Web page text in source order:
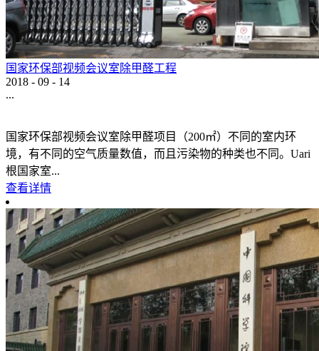
国家环保部视频会议室除甲醛工程
2018 - 09 - 14
...
国家环保部视频会议室除甲醛项目（200㎡）不同的室内环
境，有不同的空气质量数值，而且污染物的种类也不同。Uari
根国家室...
查看详情